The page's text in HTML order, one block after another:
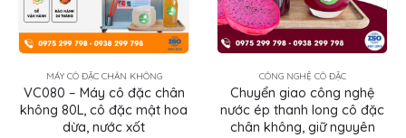
CÔNG NGHỆ CÔ ĐẶC
Chuyển giao công nghệ
nước ép thanh long cô đặc
chân không, giữ nguyên
CÔNG NGHỆ CÔ ĐẶC
Chuyển giao công nghệ
Nước ép chanh tươi cô đặc
chân không